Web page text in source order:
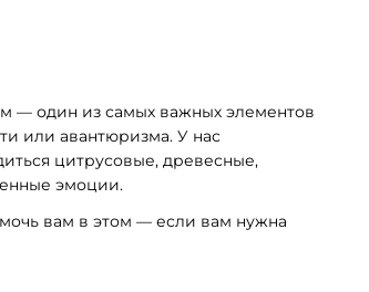
— один из самых важных элементов
или авантюризма. У нас
цитрусовые, древесные,
эмоции.
вам в этом — если вам нужна